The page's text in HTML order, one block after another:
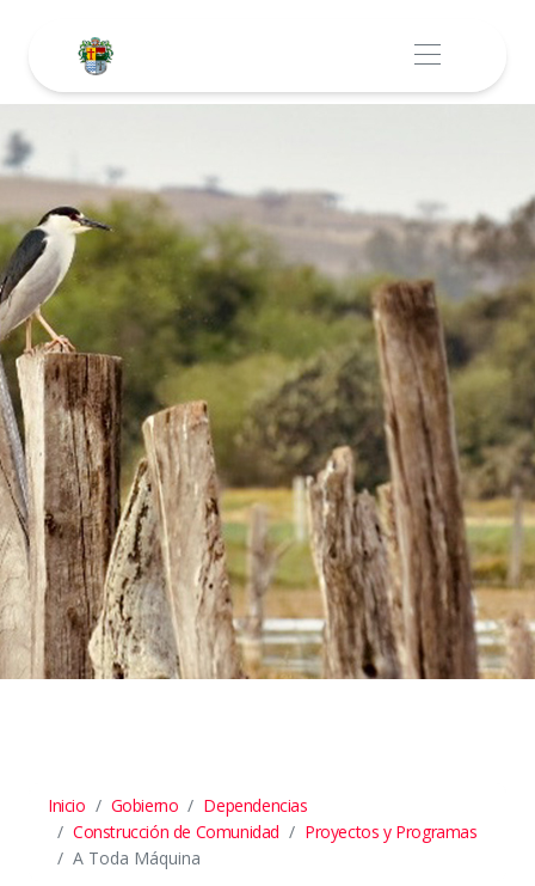
Inicio Gobierno
Dependencias
Construcción de Comunidad
Proyectos y Programas
A Toda Máquina